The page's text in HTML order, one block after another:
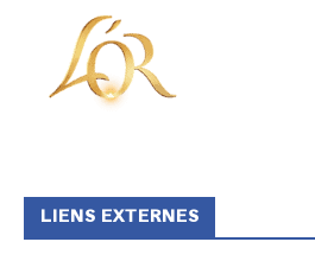
LIENS EXTERNES